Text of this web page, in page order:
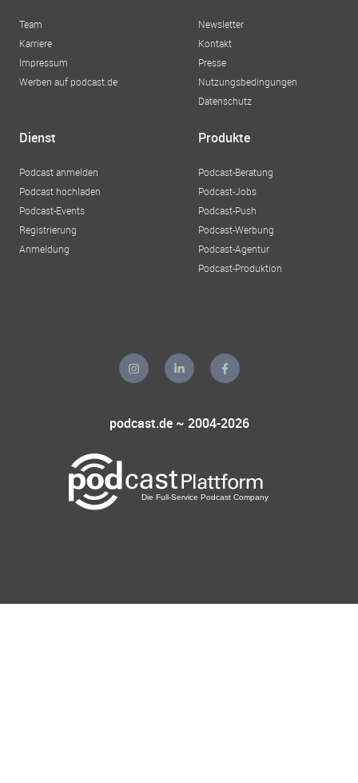
Team
Karriere
Impressum
Werben auf podcast.de
Newsletter
Kontakt
Presse
Nutzungsbedingungen
Datenschutz
Dienst
Podcast anmelden
Podcast hochladen
Podcast-Events
Registrierung
Anmeldung
Produkte
Podcast-Beratung
Podcast-Jobs
Podcast-Push
Podcast-Werbung
Podcast-Agentur
Podcast-Produktion
podcast.de ~ 2004-2026